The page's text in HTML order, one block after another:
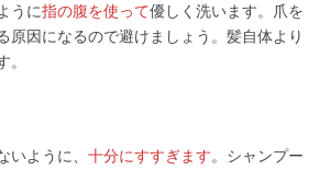
うに指の腹を使って優しく洗います。爪を
原因になるので避けましょう。髪自体より
。
いように、 十分にすすぎます。シャンプー